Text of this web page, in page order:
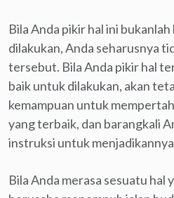
Bila Anda pikir hal ini
dilakukan, Anda seharusnya
tersebut. Bila Anda pikir hal
baik untuk dilakukan, akan
kemampuan untuk
yang terbaik, dan barangkali
instruksi untuk
Bila Anda merasa sesuatu hal